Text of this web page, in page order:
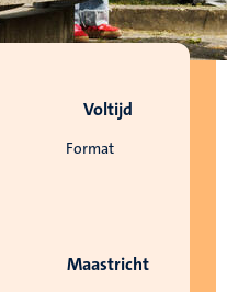
Format
Voltijd
Maastricht